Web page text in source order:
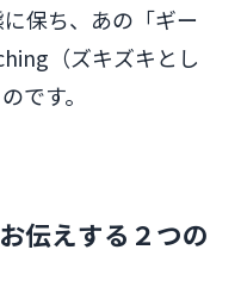
保ち、あの「ギー
（ズキズキとし
です。
伝えする２つの